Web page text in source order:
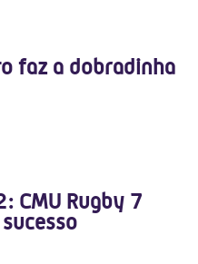
faz a dobradinha
CMU Rugby 7